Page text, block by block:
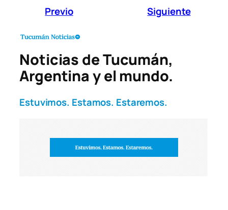
Previo Siguiente
Noticias de Tucumán,
Argentina y el mundo.
Estuvimos. Estamos. Estaremos.